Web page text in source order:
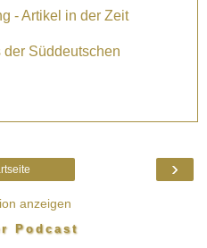
- Artikel in der Zeit
der Süddeutschen
›
anzeigen
Podcast